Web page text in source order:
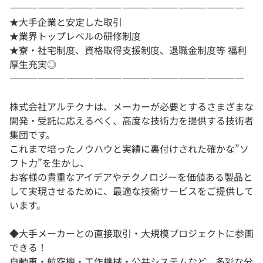
―――――――――――――――――――――――――
★大手企業と安定した取引
★業界トップレベルの研修制度
★寮・社宅制度、資格取得支援制度、退職金制度等 福利
厚生充実◎
―――――――――――――――――――――――――
株式会社アルテクナは、メーカーが必要とするさまざまな
開発・受託に応えるべく、高度な技術力を提供する技術者
集団です。
これまで培ったノウハウと実績に裏付けされた確かな”ソ
フト力”を生かし、
お客様の貴重なアイデアやテクノロジーを価値ある製品と
して実現させるために、最適な技術サービスをご提供して
います。
◆大手メーカーとの直接取引・大規模プロジェクトに参画
できる！